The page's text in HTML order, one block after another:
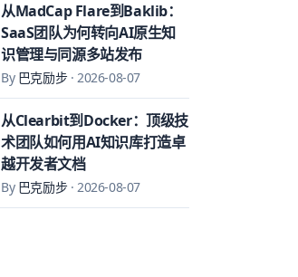
从MadCap Flare到Baklib：
SaaS团队为何转向AI原生知
识管理与同源多站发布
By 巴克励步·2026-08-07
从Clearbit到Docker：顶级技
术团队如何用AI知识库打造卓
越开发者文档
By 巴克励步·2026-08-07